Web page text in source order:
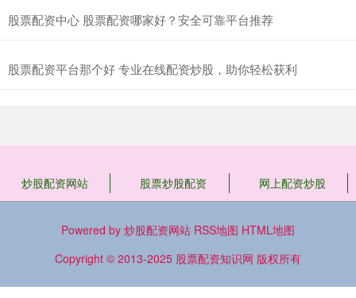
股票配资中心 股票配资哪家好？安全可靠平台推荐
股票配资平台那个好 专业在线配资炒股，助你轻松获利
炒股配资网站 股票炒股配资 网上配资炒股
Powered by 炒股配资网站 RSS地图 HTML地图
Copyright © 2013-2025 股票配资知识网 版权所有